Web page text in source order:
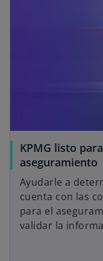
KPMG listo
aseguramiento
Ayudarle a
cuenta con las
para el
validar la